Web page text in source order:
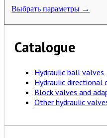
Выбрать параметры →
Catalogue
Hydraulic ball valves
Hydraulic directional
Block valves and
Other hydraulic